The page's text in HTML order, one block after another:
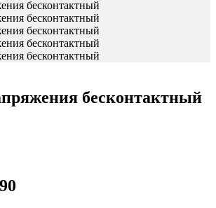
бесконтактный